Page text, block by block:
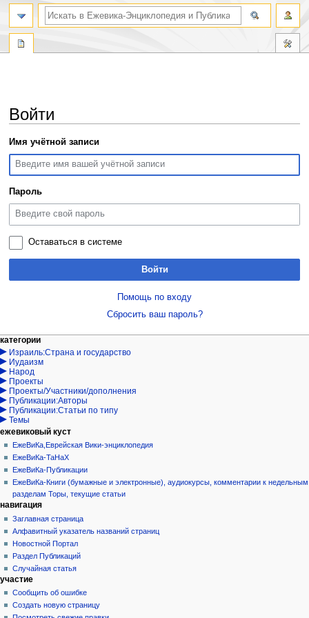
Войти
Перейти
к
навигации
Перейти
к
поиску
Имя учётной записи
Пароль
Оставаться в системе
Войти
Помощь по входу
Сбросить ваш пароль?
Навигация
действия на странице
служебная
страница
персональные инструменты
войти
запрос
учётной
записи
категории
Израиль:Страна и государство
Иудаизм
Народ
Проекты
Проекты/Участники/дополнения
Публикации:Авторы
Публикации:Статьи по типу
Темы
поиск по словам
ежевиковый куст
ЕжеВиКа,Еврейская Вики-энциклопедия
ЕжеВиКа-ТаНаХ
ЕжеВиКа-Публикации
ЕжеВиКа-Книги (бумажные и электронные), аудиокурсы, комментарии к недельным
разделам Торы, текущие статьи
навигация
Заглавная страница
Алфавитный указатель названий страниц
Новостной Портал
Раздел Публикаций
Случайная статья
участие
Сообщить об ошибке
Создать новую страницу